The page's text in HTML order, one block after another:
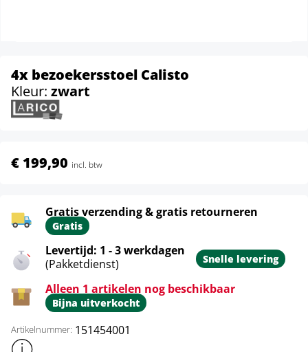
4x bezoekersstoel Calisto
Kleur: zwart
€ 199,90 incl. btw
Gratis verzending & gratis retourneren
Gratis
Levertijd: 1 - 3 werkdagen
(Pakketdienst)
Snelle levering
Alleen 1 artikelen nog beschikbaar
Bijna uitverkocht
Artikelnummer: 151454001
Toon meer productinformatie